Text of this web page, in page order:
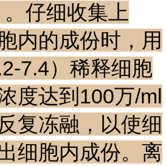
。仔细收集上
内的成份时，用
7.4）稀释细胞
度达到100万/ml
复冻融，以使细
细胞内成份。离